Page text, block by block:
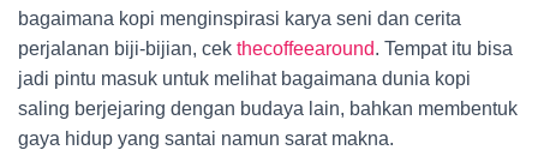
bagaimana kopi menginspirasi karya seni dan cerita
perjalanan biji-bijian, cek thecoffeearound. Tempat itu bisa
jadi pintu masuk untuk melihat bagaimana dunia kopi
saling berjejaring dengan budaya lain, bahkan membentuk
gaya hidup yang santai namun sarat makna.